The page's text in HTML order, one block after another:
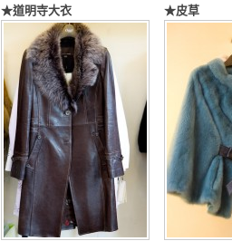
★道明寺大衣 ★皮草